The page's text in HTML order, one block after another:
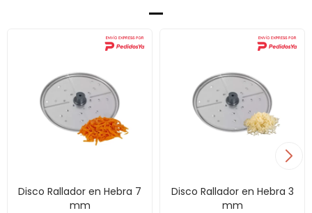
Disco Rallador en Hebra 7
mm
Disco Rallador en Hebra 3
mm